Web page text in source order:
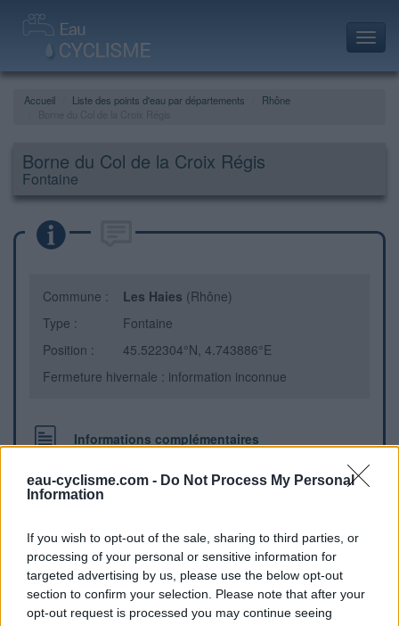
eau-cyclisme.com - Do Not Process My Personal
Information
If you wish to opt-out of the sale, sharing to third parties, or
processing of your personal or sensitive information for
targeted advertising by us, please use the below opt-out
section to confirm your selection. Please note that after your
opt-out request is processed you may continue seeing
Accueil Liste des points d'eau par départements
Rhône
Borne du Col de la Croix Régis
Fontaine
Commune : Les Haies (Rhône)
Type :
Fontaine
Position :
45.522304°N, 4.743886°E
Fermeture hivernale : information inconnue
Informations complémentaires
Une borne verte se trouve sur le parking du col de la Croix
Régis, le long de la route.
Repères visuels